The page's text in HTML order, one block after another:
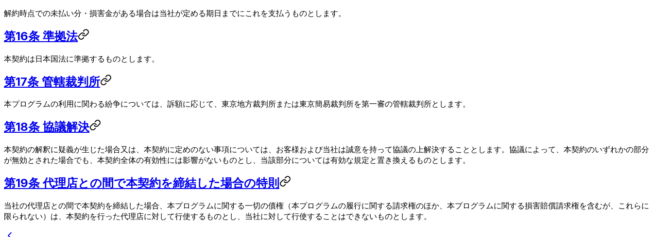
解約時点での未払い分・損害金がある場合は当社が定める期日までにこれを支払うものとします。
第16条 準拠法
本契約は日本国法に準拠するものとします。
第17条 管轄裁判所
本プログラムの利用に関わる紛争については、訴額に応じて、東京地方裁判所または東京簡易裁判所を第一審の管轄裁判所とします。
第18条 協議解決
本契約の解釈に疑義が生じた場合又は、本契約に定めのない事項については、お客様および当社は誠意を持って協議の上解決することとします。協議によって、本契約のいずれかの部分
が無効とされた場合でも、本契約全体の有効性には影響がないものとし、当該部分については有効な規定と置き換えるものとします。
第19条 代理店との間で本契約を締結した場合の特則
当社の代理店との間で本契約を締結した場合、本プログラムに関する一切の債権（本プログラムの履行に関する請求権のほか、本プログラムに関する損害賠償請求権を含むが、これらに
限られない）は、本契約を行った代理店に対して行使するものとし、当社に対して行使することはできないものとします。